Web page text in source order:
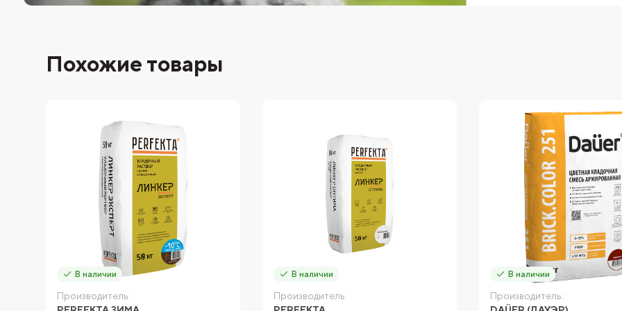
Похожие товары
В наличии
Производитель:
В наличии
Производитель:
В наличии
Производитель: